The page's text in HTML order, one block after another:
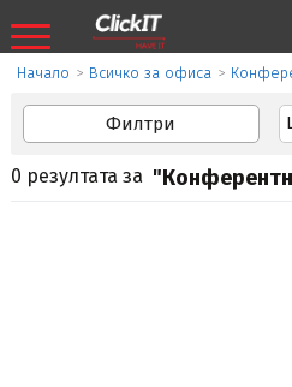
Начало > Всичко за офиса >
Филтри
0 резултата за